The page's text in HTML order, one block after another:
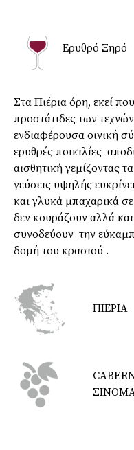
Ερυθρό Ξηρό
Στα Πιέρια όρη, εκεί
προστάτιδες των
ενδιαφέρουσα οινική
ερυθρές ποικιλίες
αισθητική γεμίζοντας
γεύσεις υψηλής
και γλυκά μπαχαρικά
δεν κουράζουν αλλά
συνοδεύουν την
δομή του κρασιού .
ΠΙΕΡΙΑ